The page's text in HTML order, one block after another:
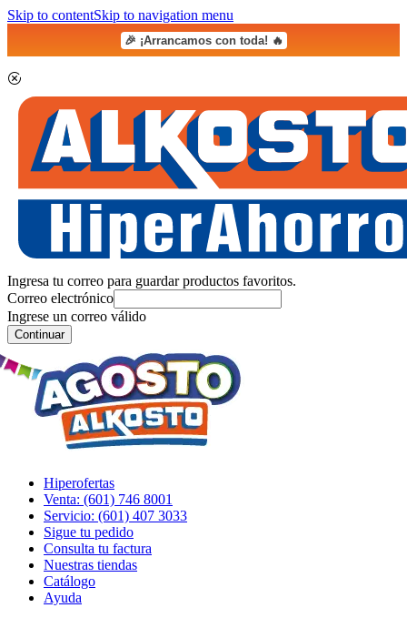
Skip to contentSkip to navigation menu
🎉 ¡Arrancamos con toda! 🔥
Ingresa tu correo para guardar productos favoritos.
Correo electrónico
Ingrese un correo válido
Continuar
Hiperofertas
Venta: (601) 746 8001
Servicio: (601) 407 3033
Sigue tu pedido
Consulta tu factura
Nuestras tiendas
Catálogo
Ayuda